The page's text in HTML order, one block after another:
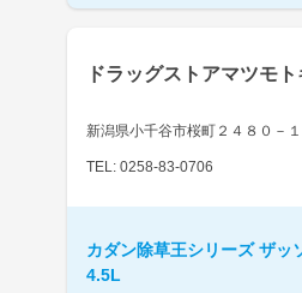
ドラッグストアマツモ
新潟県小千谷市桜町２４８０－１
TEL: 0258-83-0706
カダン除草王シリーズ ザッ
4.5L